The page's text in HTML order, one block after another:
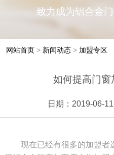
致力成为铝合金
网站首页> 新闻动态> 加盟专区
如何提高门窗
日期：2019-06-
现在已经有很多的加盟者